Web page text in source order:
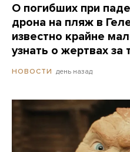
О погибших при
дрона на пляж в
известно крайне
узнать о жертвах за
НОВОСТИ день назад